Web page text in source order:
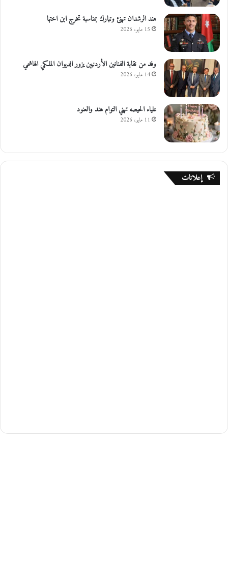
هند الرشدان تهنئ وتبارك بمناسبة تخرج ابن اختها
15 مايو، 2026
وفد من نقابة الفنانين الأردنيين يزور الديوان الملكي الهاشمي
14 مايو، 2026
علياء الحيصه تهني التوام هند والعنود
11 مايو، 2026
إعلانات